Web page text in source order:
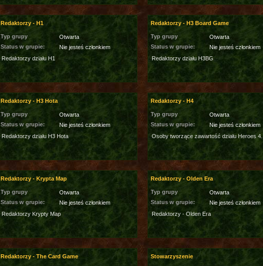
Redaktorzy - H1
Typ grupy
Otwarta
Status w grupie:
Nie jesteś członkiem
Redaktorzy działu H1
Redaktorzy - H3 Board Game
Typ grupy
Otwarta
Status w grupie:
Nie jesteś członkiem
Redaktorzy działu H3BG
Redaktorzy - H3 Hota
Typ grupy
Otwarta
Status w grupie:
Nie jesteś członkiem
Redaktorzy działu H3 Hota
Redaktorzy - H4
Typ grupy
Otwarta
Status w grupie:
Nie jesteś członkiem
Osoby tworzące zawartość działu Heroes 4.
Redaktorzy - Krypta Map
Typ grupy
Otwarta
Status w grupie:
Nie jesteś członkiem
Redaktorzy Krypty Map
Redaktorzy - Olden Era
Typ grupy
Otwarta
Status w grupie:
Nie jesteś członkiem
Redaktorzy - Olden Era
Redaktorzy - The Card Game Stowarzyszenie